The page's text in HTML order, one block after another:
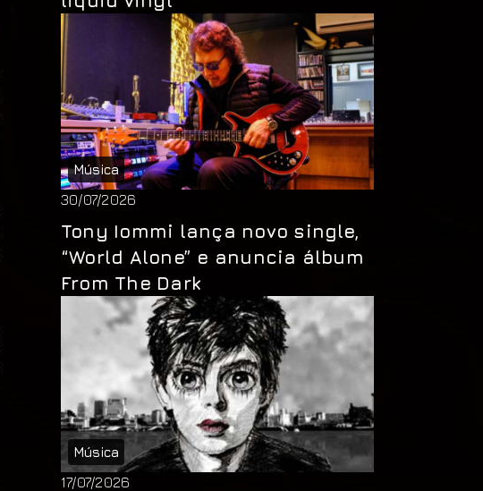
Música
30/07/2026
Tony Iommi lança novo single,
“World Alone” e anuncia álbum
From The Dark
Música
17/07/2026